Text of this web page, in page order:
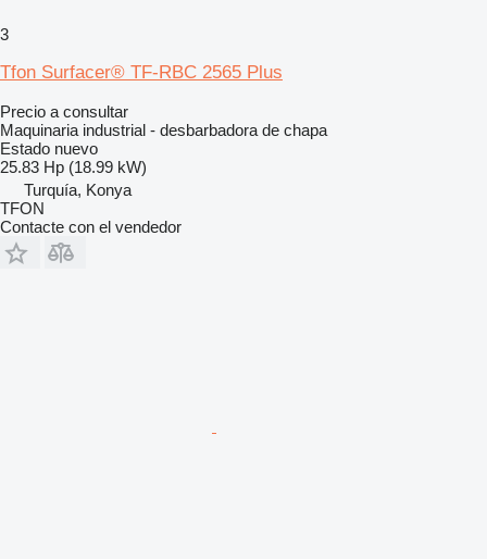
3
Tfon Surfacer® TF-RBC 2565 Plus
Precio a consultar
Maquinaria industrial - desbarbadora de chapa
Estado nuevo
25.83 Hp (18.99 kW)
Turquía, Konya
TFON
Contacte con el vendedor